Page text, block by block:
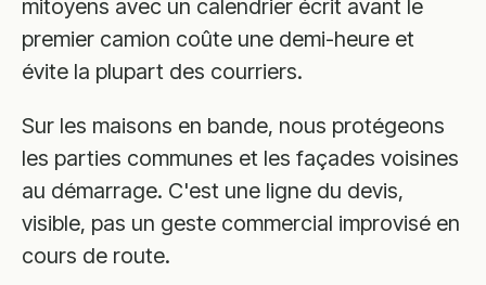
mitoyens avec un calendrier écrit avant le
premier camion coûte une demi-heure et
évite la plupart des courriers.
Sur les maisons en bande, nous protégeons
les parties communes et les façades voisines
au démarrage. C'est une ligne du devis,
visible, pas un geste commercial improvisé en
cours de route.